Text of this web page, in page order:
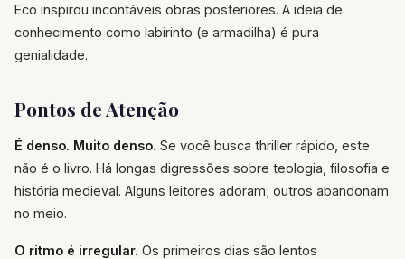
Eco inspirou incontáveis obras posteriores. A ideia de
conhecimento como labirinto (e armadilha) é pura
genialidade.
Pontos de Atenção
É denso. Muito denso. Se você busca thriller rápido, este
não é o livro. Há longas digressões sobre teologia, filosofia e
história medieval. Alguns leitores adoram; outros abandonam
no meio.
O ritmo é irregular. Os primeiros dias são lentos